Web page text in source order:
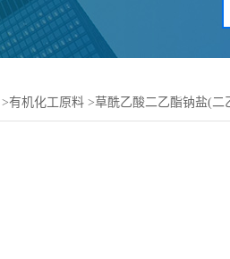
>有机化工原料 >草酰乙酸二乙酯钠盐(二